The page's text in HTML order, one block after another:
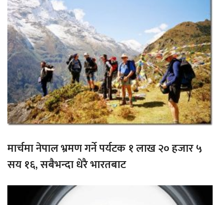
मार्चमा नेपाल भ्रमण गर्ने पर्यटक १ लाख २० हजार ५
सय १६, सबैभन्दा धेरै भारतबाट